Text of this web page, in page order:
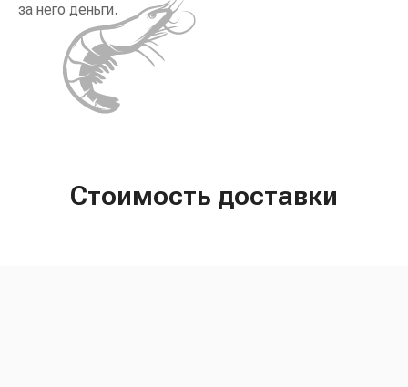
за него деньги.
Стоимость доставки